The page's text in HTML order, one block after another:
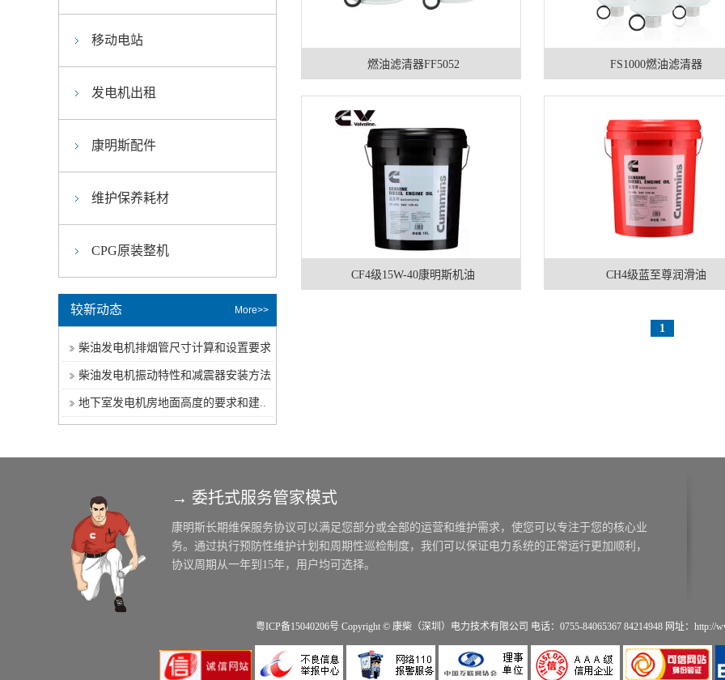
燃油滤清器FF5052 FS1000燃油滤清器
CF4级15W-40康明斯机油 CH4级蓝至尊润滑油
1
移动电站
发电机出租
康明斯配件
维护保养耗材
CPG原装整机
较新动态 More>>
柴油发电机排烟管尺寸计算和设置要求
柴油发电机振动特性和减震器安装方法
地下室发电机房地面高度的要求和建..
→ 委托式服务管家模式
粤ICP备15040206号 Copyright © 康柴（深圳）电力技术有限公司 电话：0755-84065367 84214948 网址：http://